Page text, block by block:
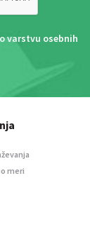
varstvu osebnih
meri